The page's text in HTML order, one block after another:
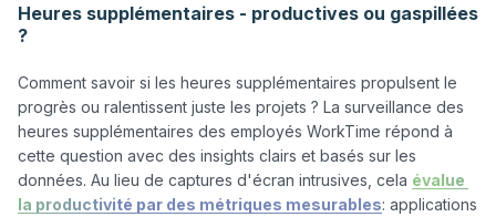
Heures supplémentaires - productives ou gaspillées
?
Comment savoir si les heures supplémentaires propulsent le
progrès ou ralentissent juste les projets ? La surveillance des
heures supplémentaires des employés WorkTime répond à
cette question avec des insights clairs et basés sur les
données. Au lieu de captures d'écran intrusives, cela évalue
la productivité par des métriques mesurables: applications